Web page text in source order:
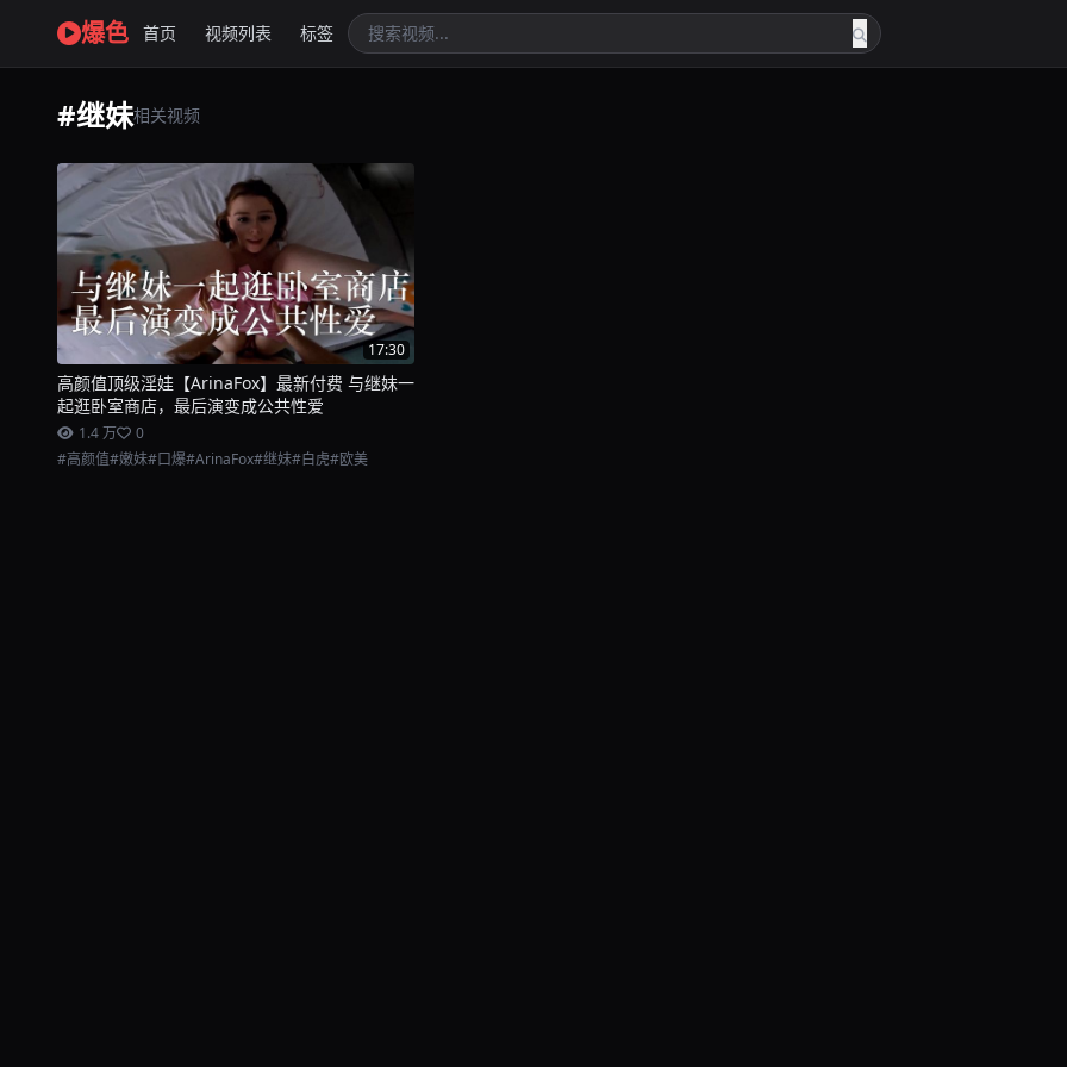
爆色 首页 视频列表 标签
#继妹相关视频
17:30
高颜值顶级淫娃【ArinaFox】最新付费 与继妹一
起逛卧室商店，最后演变成公共性爱
1.4 万
0
#高颜值#嫩妹#口爆#ArinaFox#继妹#白虎#欧美